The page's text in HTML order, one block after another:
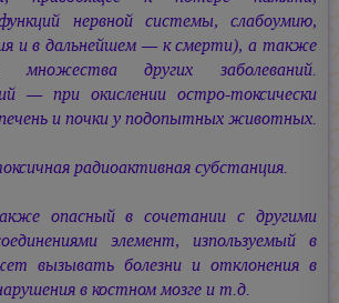
нервной системы, слабоумию,
и в дальнейшем — к смерти), а также
множества других заболеваний.
— при окислении остро-токсически
и почки у подопытных животных.
радиоактивная субстанция.
опасный в сочетании с другими
элемент, изпользуемый в
вызывать болезни и отклонения в
в костном мозге и т.д.